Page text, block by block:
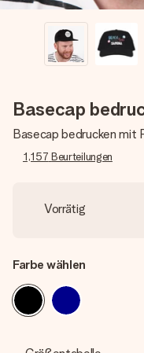
Basecap
Basecap bedrucken mit
1,157 Beurteilungen
Vorrätig
Farbe wählen